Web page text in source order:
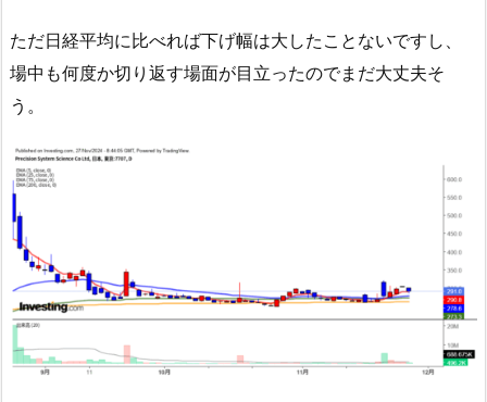
ただ日経平均に比べれば下げ幅は大したことないですし、
場中も何度か切り返す場面が目立ったのでまだ大丈夫そ
う。